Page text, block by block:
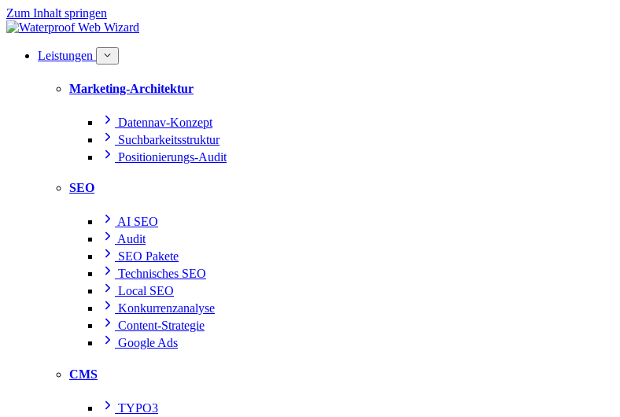
Zum Inhalt springen
Leistungen
Marketing-Architektur
Datennav-Konzept
Suchbarkeitsstruktur
Positionierungs-Audit
SEO
AI SEO
Audit
SEO Pakete
Technisches SEO
Local SEO
Konkurrenzanalyse
Content-Strategie
Google Ads
CMS
TYPO3